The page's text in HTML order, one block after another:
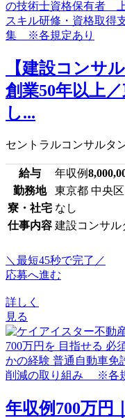
【建設コンサ
創業50年以上
し...
セントラルコンサルタ
給与 年収例
勤務地
東京都 中央区
寮・社宅 なし
仕事内容 建設コンサル
＼最短45秒で完了／
応募へ進む
詳しく
見る
年収例700万円